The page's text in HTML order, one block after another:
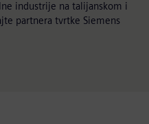
industrije na talijanskom i
partnera tvrtke Siemens